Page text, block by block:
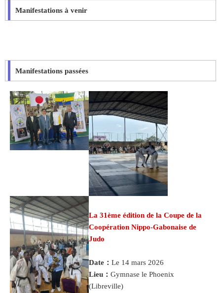
Manifestations à venir
Manifestations passées
La 31ème édition de la Coupe de la
Coopération Nippo-Gabonaise de
Judo
Date： Le 14 mars 2026
Lieu： Gymnase le Phoenix
(Libreville)